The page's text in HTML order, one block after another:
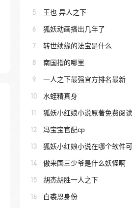
5 王也 异人之下
6 狐妖动画播出几年了
7 转世续缘的法宝是什么
8 南国指的哪里
9 一人之下最强官方排名最新
10 水蛭精真身
11 狐妖小红娘小说原著免费阅读
12 冯宝宝官配cp
13 狐妖小红娘小说在哪个软件
14 傲来国三少爷是什么妖怪啊
15 胡杰胡胜一人之下
16 白裘恩身份